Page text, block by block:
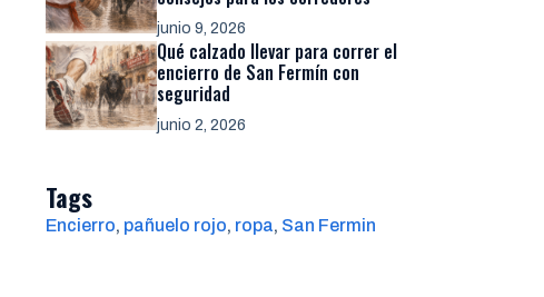
junio 9, 2026
Qué calzado llevar para correr el
encierro de San Fermín con
seguridad
junio 2, 2026
Tags
Encierro, pañuelo rojo, ropa, San Fermin